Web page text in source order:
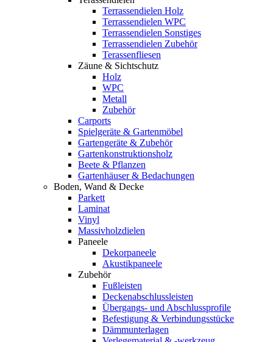
Terrassendielen Holz
Terrassendielen WPC
Terrassendielen Sonstiges
Terrassendielen Zubehör
Terassenfliesen
Zäune & Sichtschutz
Holz
WPC
Metall
Zubehör
Carports
Spielgeräte & Gartenmöbel
Gartengeräte & Zubehör
Gartenkonstruktionsholz
Beete & Pflanzen
Gartenhäuser & Bedachungen
Boden, Wand & Decke
Parkett
Laminat
Vinyl
Massivholzdielen
Paneele
Dekorpaneele
Akustikpaneele
Zubehör
Fußleisten
Deckenabschlussleisten
Übergangs- und Abschlussprofile
Befestigung & Verbindungsstücke
Dämmunterlagen